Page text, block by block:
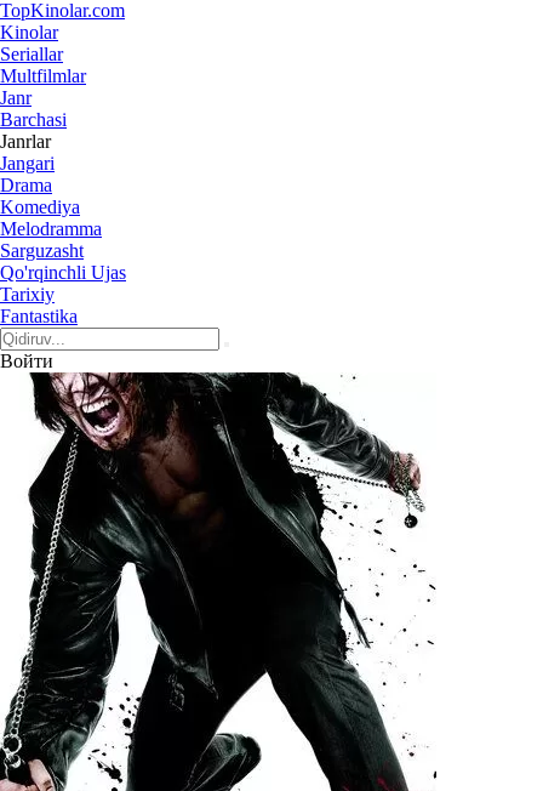
TopKinolar.com
Kinolar
Seriallar
Multfilmlar
Janr
Barchasi
Janrlar
Jangari
Drama
Komediya
Melodramma
Sarguzasht
Qo'rqinchli Ujas
Tarixiy
Fantastika
Войти